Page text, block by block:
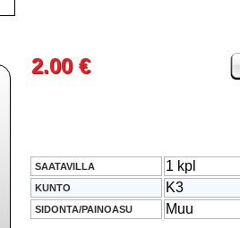
2.00 €
SAATAVILLA 1 kpl
KUNTO K3
SIDONTA/PAINOASU Muu